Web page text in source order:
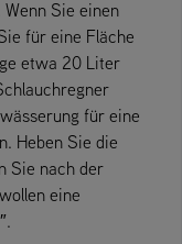
Sie einen
für eine Fläche
etwa 20 Liter
für eine
Heben Sie die
Sie nach der
eine